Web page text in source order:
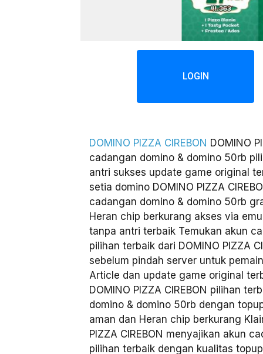
LOGIN
DOMINO PIZZA CIREBON DOMINO
cadangan domino & domino 50rb
antri sukses update game original
setia domino DOMINO PIZZA
cadangan domino & domino 50rb
Heran chip berkurang akses via
tanpa antri terbaik Temukan akun
pilihan terbaik dari DOMINO PIZZA
sebelum pindah server untuk
Article dan update game original
DOMINO PIZZA CIREBON pilihan
domino & domino 50rb dengan
aman dan Heran chip berkurang
PIZZA CIREBON menyajikan akun
pilihan terbaik dengan kualitas